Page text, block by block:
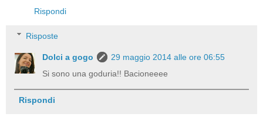
Rispondi
Risposte
Dolci a gogo
29 maggio 2014 alle ore 06:55
Si sono una goduria!! Bacioneeee
Rispondi